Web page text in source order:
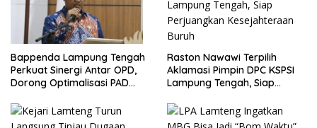
Bappenda Lampung Tengah
Perkuat Sinergi Antar OPD,
Dorong Optimalisasi PAD
Raston Nawawi Terpilih
Aklamasi Pimpin DPC KSPSI
Lampung Tengah, Siap
Buruh